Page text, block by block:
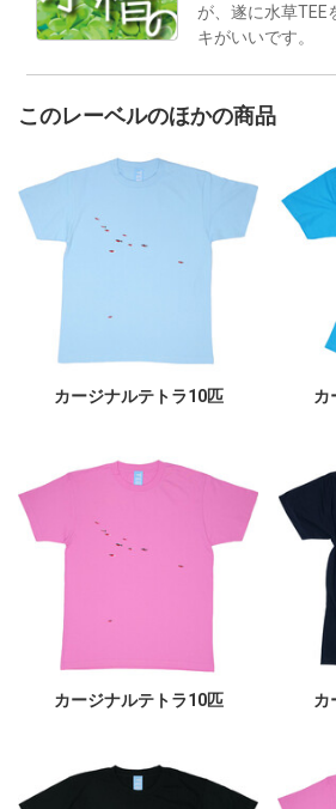
が、遂に水草TEE
キがいいです。
このレーベルのほかの商品
カージナルテトラ10匹 カ
カージナルテトラ10匹 カ